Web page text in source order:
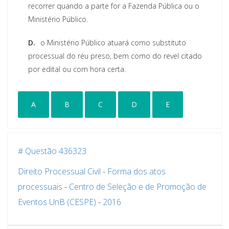
recorrer quando a parte for a Fazenda Pública ou o
Ministério Público.
D.
o Ministério Público atuará como substituto
processual do réu preso, bem como do revel citado
por edital ou com hora certa.
A B C D E
# Questão 436323
Direito Processual Civil - Forma dos atos
processuais - Centro de Seleção e de Promoção de
Eventos UnB (CESPE) - 2016